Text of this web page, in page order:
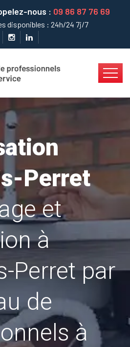
nous : 09 86 87 76 69
disponibles : 24h/24 7j/7
Perret
et
à
Perret par
de
à